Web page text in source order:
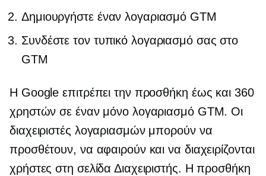
Δημιουργήστε έναν λογαριασμό GTM
Συνδέστε τον τυπικό λογαριασμό σας στο
GTM
Η Google επιτρέπει την προσθήκη έως και 360
χρηστών σε έναν μόνο λογαριασμό GTM. Οι
διαχειριστές λογαριασμών μπορούν να
προσθέτουν, να αφαιρούν και να διαχειρίζονται
χρήστες στη σελίδα Διαχειριστής. Η προσθήκη